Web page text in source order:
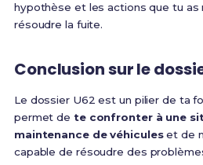
hypothèse et les actions que tu
résoudre la fuite.
Conclusion sur le
Le dossier U62 est un pilier de ta
permet de te confronter à une
maintenance de véhiculeset de
capable de résoudre des